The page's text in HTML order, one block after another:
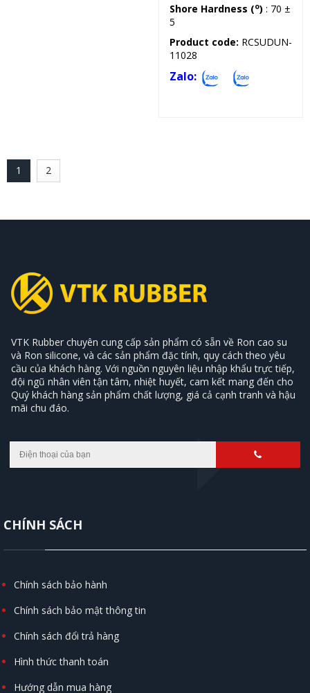
Shore Hardness (o) : 70 ±
5
Product code: RCSUDUN-
11028
Zalo:
1 2
VTK Rubber chuyên cung cấp sản phẩm có sẵn về Ron cao su
và Ron silicone, và các sản phẩm đặc tính, quy cách theo yêu
cầu của khách hàng. Với nguồn nguyên liệu nhập khẩu trực tiếp,
đội ngũ nhân viên tận tâm, nhiệt huyết, cam kết mang đến cho
Quý khách hàng sản phẩm chất lượng, giá cả cạnh tranh và hậu
mãi chu đáo.
CHÍNH SÁCH
Chính sách bảo hành
Chính sách bảo mật thông tin
Chính sách đổi trả hàng
Hình thức thanh toán
Hướng dẫn mua hàng